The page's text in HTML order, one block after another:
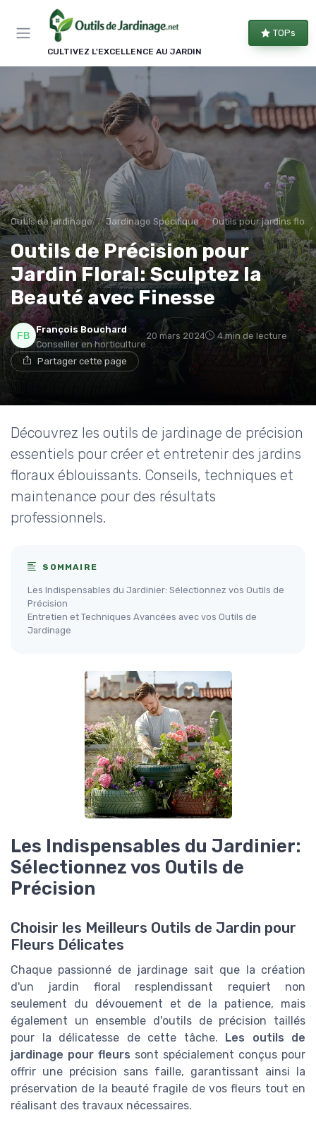
CULTIVEZ L'EXCELLENCE AU JARDIN
TOPs
Outils de jardinage Jardinage Spécifique Outils pour jardins
Outils de Précision pour
Jardin Floral: Sculptez la
Beauté avec Finesse
François Bouchard
Conseiller en horticulture
20 mars 2024 4 min de lecture
Partager cette page
Découvrez les outils de jardinage de précision
essentiels pour créer et entretenir des jardins
floraux éblouissants. Conseils, techniques et
maintenance pour des résultats
professionnels.
SOMMAIRE
Les Indispensables du Jardinier: Sélectionnez vos Outils de
Précision
Entretien et Techniques Avancées avec vos Outils de
Jardinage
Les Indispensables du Jardinier:
Sélectionnez vos Outils de
Précision
Choisir les Meilleurs Outils de Jardin pour
Fleurs Délicates
Chaque passionné de jardinage sait que la création
d'un jardin floral resplendissant requiert non
seulement du dévouement et de la patience, mais
également un ensemble d'outils de précision taillés
pour la délicatesse de cette tâche. Les outils de
jardinage pour fleurs sont spécialement conçus pour
offrir une précision sans faille, garantissant ainsi la
préservation de la beauté fragile de vos fleurs tout en
réalisant des travaux nécessaires.
Panneau de gestion des cookies